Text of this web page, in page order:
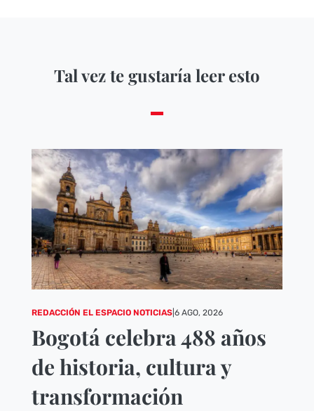
Tal vez te gustaría leer esto
REDACCIÓN EL ESPACIO NOTICIAS| 6 AGO, 2026
Bogotá celebra 488 años
de historia, cultura y
transformación